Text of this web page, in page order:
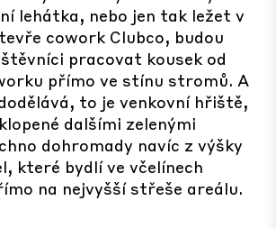
lehátka, nebo jen tak ležet v
cowork Clubco, budou
pracovat kousek od
přímo ve stínu stromů. A
to je venkovní hřiště,
dalšími zelenými
dohromady navíc z výšky
které bydlí ve včelínech
na nejvyšší střeše areálu.